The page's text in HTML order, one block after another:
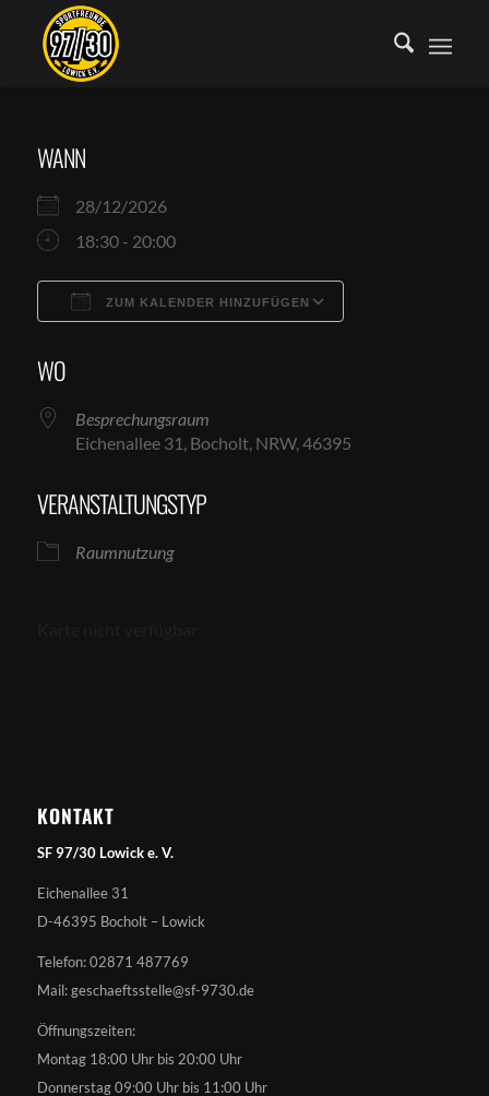
WANN
28/12/2026
18:30 - 20:00
ZUM KALENDER HINZUFÜGEN
WO
Besprechungsraum
Eichenallee 31, Bocholt, NRW, 46395
VERANSTALTUNGSTYP
Raumnutzung
KONTAKT
SF 97/30 Lowick e. V.
Eichenallee 31
D-46395 Bocholt – Lowick
Telefon: 02871 487769
Mail: geschaeftsstelle@sf-9730.de
Öffnungszeiten:
Montag 18:00 Uhr bis 20:00 Uhr
Donnerstag 09:00 Uhr bis 11:00 Uhr